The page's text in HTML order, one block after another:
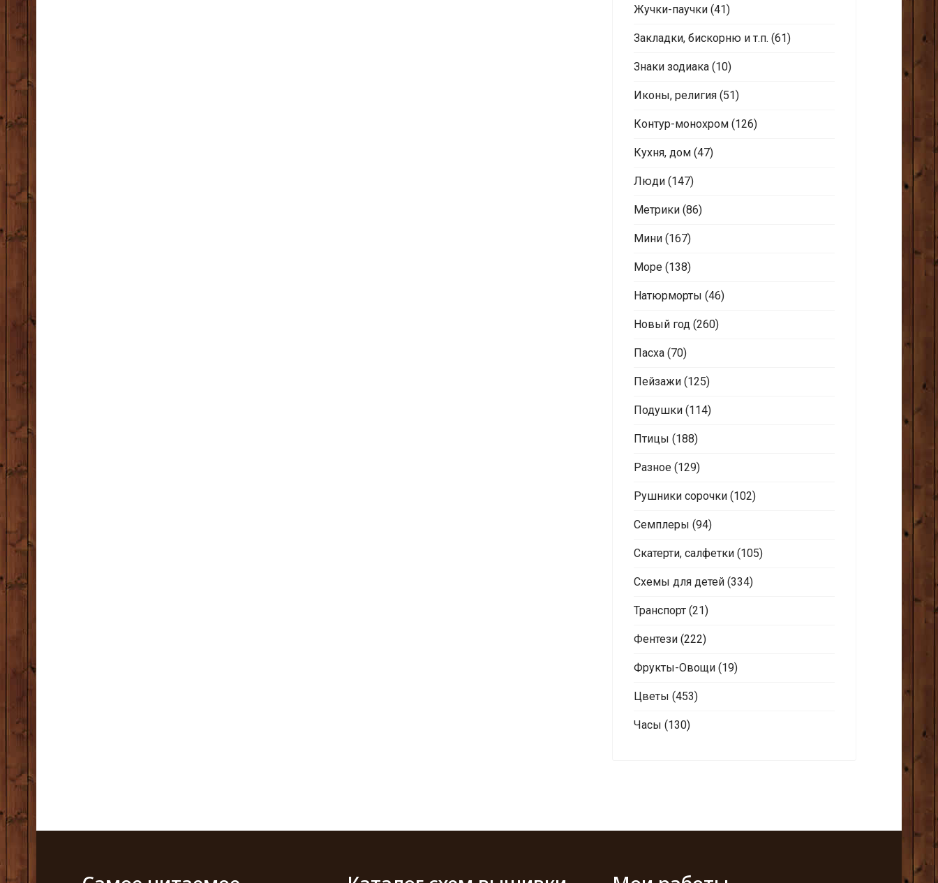
Жучки-паучки (41)
Закладки, бискорню и т.п. (61)
Знаки зодиака (10)
Иконы, религия (51)
Контур-монохром (126)
Кухня, дом (47)
Люди (147)
Метрики (86)
Мини (167)
Море (138)
Натюрморты (46)
Новый год (260)
Пасха (70)
Пейзажи (125)
Подушки (114)
Птицы (188)
Разное (129)
Рушники сорочки (102)
Семплеры (94)
Скатерти, салфетки (105)
Схемы для детей (334)
Транспорт (21)
Фентези (222)
Фрукты-Овощи (19)
Цветы (453)
Часы (130)